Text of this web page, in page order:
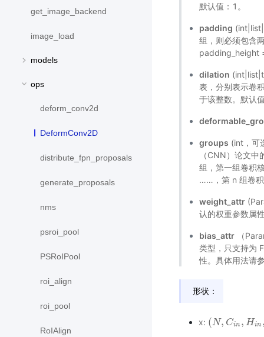
get_image_backend
image_load
models
ops
deform_conv2d
DeformConv2D
distribute_fpn_proposals
generate_proposals
nms
psroi_pool
PSRoIPool
roi_align
roi_pool
RoIAlign
默认值：1。
padding
组，则必须包含
padding_height
dilation
表，分别表示卷
于该整数。默认
groups (int，可
（CNN）论文
组，第一组卷积
……，第 n 组卷积
weight_attr
认的权重参数属
bias_attr （
类型，只支持为
性。具体用法请
形状：
x: (N, Cin , Hin
(N,C in,Hin,Win